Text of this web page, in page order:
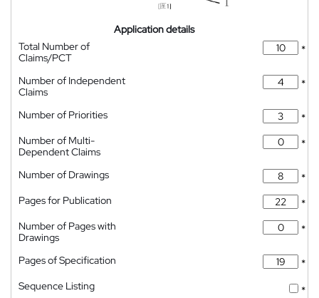
Application details
Total Number of
Claims/PCT
*
Number of Independent
Claims
*
Number of Priorities
*
Number of Multi-
Dependent Claims
*
Number of Drawings
*
Pages for Publication
*
Number of Pages with
Drawings
*
Pages of Specification
*
Sequence Listing
*